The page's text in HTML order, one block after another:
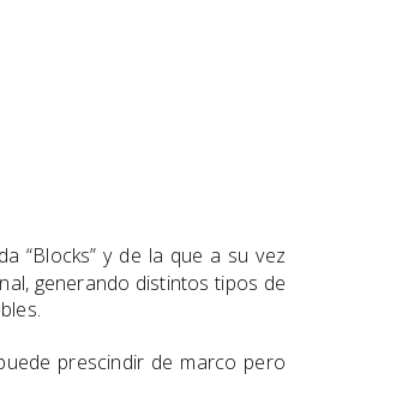
“Blocks” y de la que a su vez
generando distintos tipos de
prescindir de marco pero